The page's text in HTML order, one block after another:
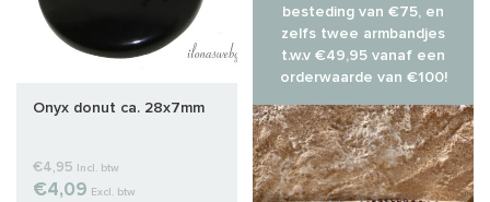
Onyx donut ca. 28x7mm
€4,95 Incl. btw
€4,09 Excl. btw
besteding van €75, en
zelfs twee armbandjes
t.w.v €49,95 vanaf een
orderwaarde van €100!